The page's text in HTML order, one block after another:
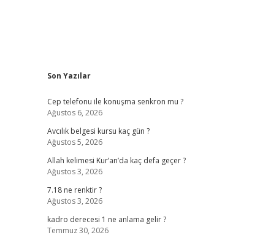
Sidebar
Son Yazılar
Cep telefonu ile konuşma senkron mu ?
Ağustos 6, 2026
Avcılık belgesi kursu kaç gün ?
Ağustos 5, 2026
Allah kelimesi Kur’an’da kaç defa geçer ?
Ağustos 3, 2026
7.18 ne renktir ?
Ağustos 3, 2026
kadro derecesi 1 ne anlama gelir ?
Temmuz 30, 2026